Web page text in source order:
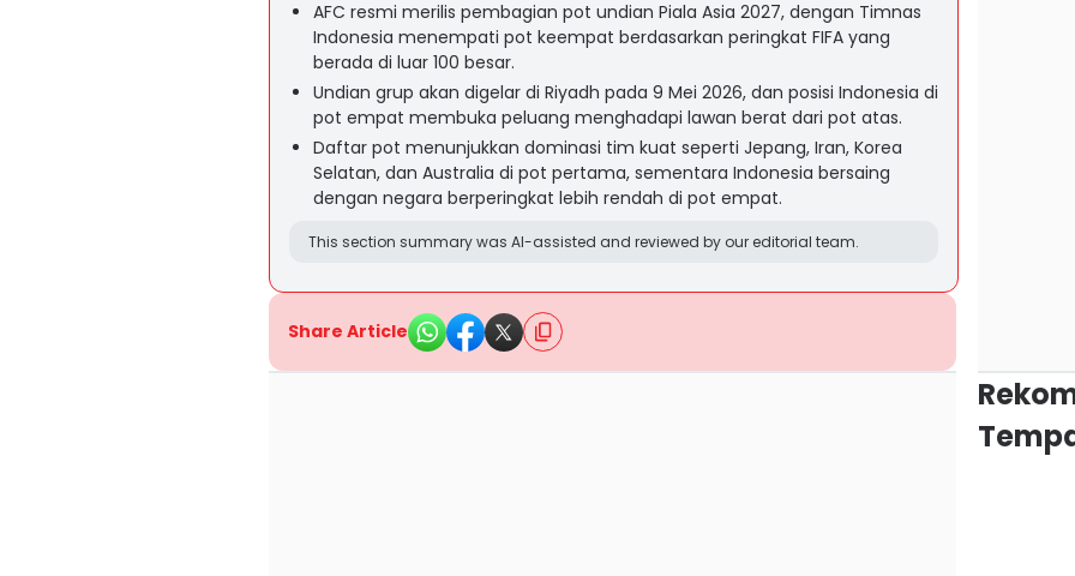
AFC resmi merilis pembagian pot undian Piala Asia 2027, dengan Timnas
Indonesia menempati pot keempat berdasarkan peringkat FIFA yang
berada di luar 100 besar.
Undian grup akan digelar di Riyadh pada 9 Mei 2026, dan posisi Indonesia di
pot empat membuka peluang menghadapi lawan berat dari pot atas.
Daftar pot menunjukkan dominasi tim kuat seperti Jepang, Iran, Korea
Selatan, dan Australia di pot pertama, sementara Indonesia bersaing
dengan negara berperingkat lebih rendah di pot empat.
This section summary was AI-assisted and reviewed by our editorial team.
Share Article